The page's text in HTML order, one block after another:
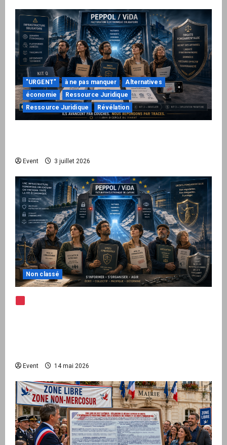
"URGENT" à ne pas manquer
Alternatives
économie
Ressource Juridique
Ressource Juridique
Révélation
Event 3 juillet 2026
Non classé
Event 14 mai 2026